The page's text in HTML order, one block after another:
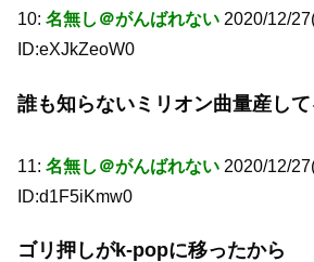
10: 名無し＠がんばれない 2020/12/
ID:eXJkZeoW0
誰も知らないミリオン曲量産し
11: 名無し＠がんばれない 2020/12/
ID:d1F5iKmw0
ゴリ押しがk-popに移ったから